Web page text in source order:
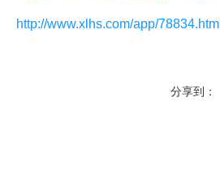
http://www.xlhs.com/app/78834.html
分享到：